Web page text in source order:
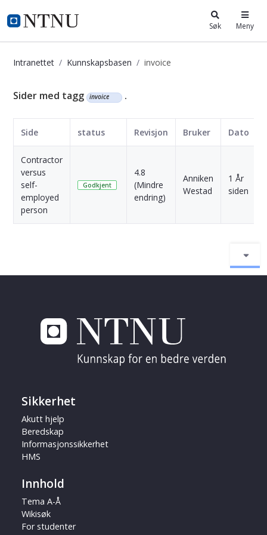
i.ntnu.no Søk Meny
Intranettet Kunnskapsbasen invoice
Kunnskapsbasen
Sider med tagg invoice .
Side status Revisjon Bruker Dato
Contractor
versus
self-
employed
person
Godkjent
4.8
(Mindre
endring)
Anniken
Westad
1 År
siden
Sikkerhet
Akutt hjelp
Beredskap
Informasjonssikkerhet
HMS
Innhold
Tema A-Å
Wikisøk
For studenter